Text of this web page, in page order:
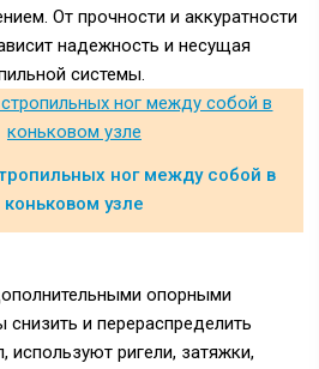
От прочности и аккуратности
надежность и несущая
системы.
ног между собой в
коньковом узле
опорными
и перераспределить
используют ригели, затяжки,